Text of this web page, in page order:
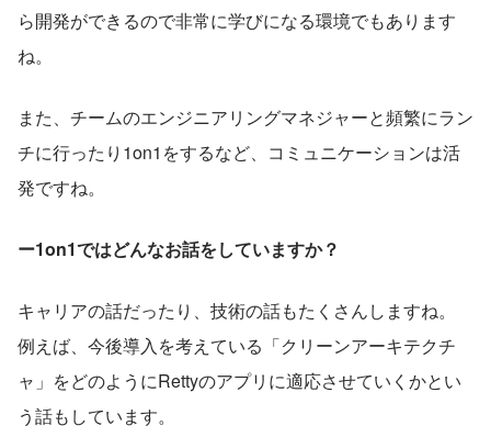
ら開発ができるので非常に学びになる環境でもあります
ね。
また、チームのエンジニアリングマネジャーと頻繁にラン
チに行ったり1on1をするなど、コミュニケーションは活
発ですね。
ー1on1ではどんなお話をしていますか？
キャリアの話だったり、技術の話もたくさんしますね。
例えば、今後導入を考えている「クリーンアーキテクチ
ャ」をどのようにRettyのアプリに適応させていくかとい
う話もしています。